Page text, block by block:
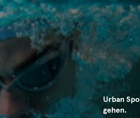
Urban
gehen.